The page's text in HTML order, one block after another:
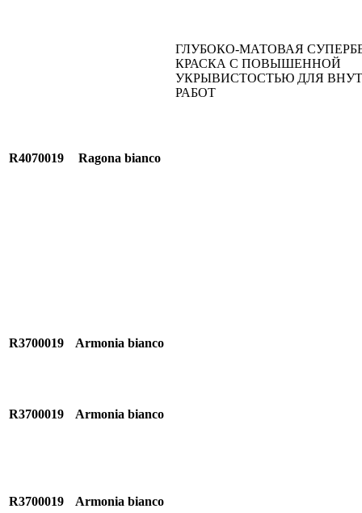
ГЛУБОКО-МАТОВАЯ
КРАСКА С ПОВЫШЕННОЙ
УКРЫВИСТОСТЬЮ ДЛЯ
РАБОТ
R4070019 Ragona bianco
R3700019 Armonia bianco
R3700019 Armonia bianco
R3700019 Armonia bianco